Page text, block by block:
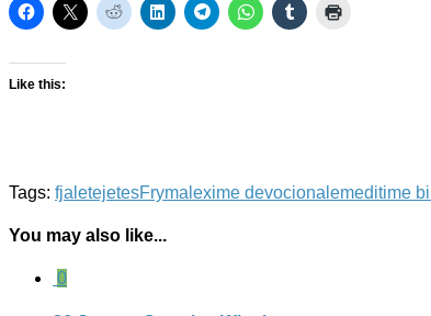
Like this:
Tags: fjaletejetesFryma lexime devocionalemeditime
You may also like...
0